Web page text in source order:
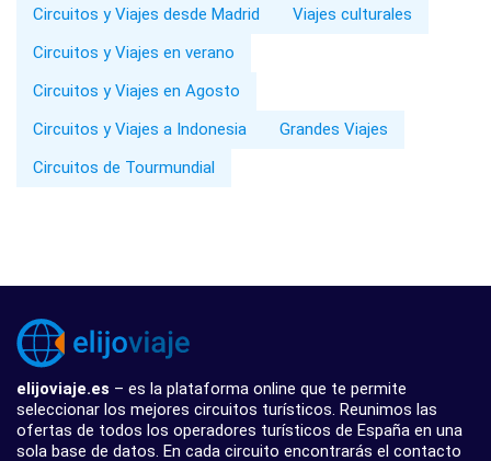
Circuitos y Viajes desde Madrid
Viajes culturales
Circuitos y Viajes en verano
Circuitos y Viajes en Agosto
Circuitos y Viajes a Indonesia
Grandes Viajes
Circuitos de Tourmundial
elijoviaje.es – es la plataforma online que te permite
seleccionar los mejores circuitos turísticos. Reunimos las
ofertas de todos los operadores turísticos de España en una
sola base de datos. En cada circuito encontrarás el contacto